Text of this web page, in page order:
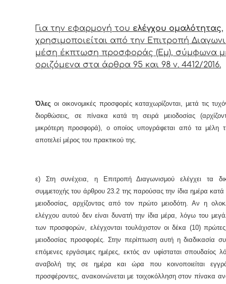
Για την εφαρμογή του ελέγχου ομαλότητας,
χρησιμοποιείται από την Επιτροπή
μέση έκπτωση προσφοράς (Εμ), σύμφωνα
οριζόμενα στα άρθρα 95 και 98 ν. 4412/2016.
Όλεςοι οικονομικές προσφορές καταχωρίζονται, μετά τις
διορθώσεις, σε πίνακα κατά τη σειρά μειοδοσίας
μικρότερη προσφορά), ο οποίος υπογράφεται από τα μέλη
αποτελεί μέρος του πρακτικού της.
ε) Στη συνέχεια, η Επιτροπή Διαγωνισμού ελέγχει τα
συμμετοχής του άρθρου 23.2 της παρούσας την ίδια ημέρα κατά
μειοδοσίας, αρχίζοντας από τον πρώτο μειοδότη. Αν η
ελέγχου αυτού δεν είναι δυνατή την ίδια μέρα, λόγω του
των προσφορών, ελέγχονται τουλάχιστον οι δέκα (10)
μειοδοσίας προσφορές. Στην περίπτωση αυτή η διαδικασία
επόμενες εργάσιμες ημέρες, εκτός αν υφίσταται σπουδαίος
αναβολή της σε ημέρα και ώρα που κοινοποιείται
προσφέροντες, ανακοινώνεται με τοιχοκόλληση στον πίνακα